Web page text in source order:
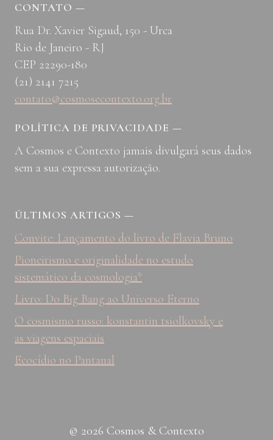
CONTATO —
Rua Dr. Xavier Sigaud, 150 - Urca
Rio de Janeiro - RJ
CEP 22290-180
(21) 2141 7215
contato@cosmosecontexto.org.br
POLÍTICA DE PRIVACIDADE—
A Cosmos e Contexto jamais divulgará seus dados
sem a sua expressa autorização.
ÚLTIMOS ARTIGOS—
Convite: Lançamento do livro de Flavia Bruno
Pioneirismo e originalidade no estudo
sistemático da cosmologia*
Livro: Do Big Bang ao Universo Eterno
O cosmismo russo: konstantin tsiolkovsky e
as viagens espaciais
Ecocídio no Pantanal
© 2026 Cosmos & Contexto